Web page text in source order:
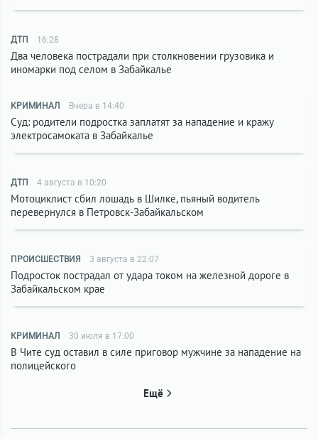
ДТП 16:28
Два человека пострадали при столкновении грузовика и
иномарки под селом в Забайкалье
КРИМИНАЛ Вчера в 14:40
Суд: родители подростка заплатят за нападение и кражу
электросамоката в Забайкалье
ДТП 4 августа в 10:20
Мотоциклист сбил лошадь в Шилке, пьяный водитель
перевернулся в Петровск-Забайкальском
ПРОИСШЕСТВИЯ 3 августа в 22:07
Подросток пострадал от удара током на железной дороге в
Забайкальском крае
КРИМИНАЛ 30 июля в 17:00
В Чите суд оставил в силе приговор мужчине за нападение на
полицейского
Ещё